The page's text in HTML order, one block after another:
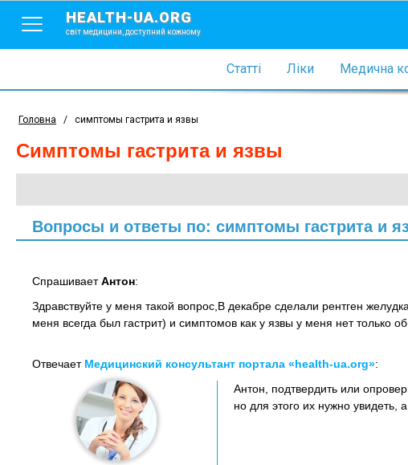
HEALTH-UA.ORG
світ медицини, доступний кожному
Статті Ліки Медична
Головна / симптомы гастрита и язвы
симптомы гастрита и язвы
Вопросы и ответы по: симптомы гастрита и
СпрашиваетАнтон:
Здравствуйте у меня такой вопрос,В декабре сделали рентген
меня всегда был гастрит) и симптомов как у язвы у меня нет только
Отвечает Медицинский консультант портала «health-ua.org»:
Антон, подтвердить или
но для этого их нужно увидеть,